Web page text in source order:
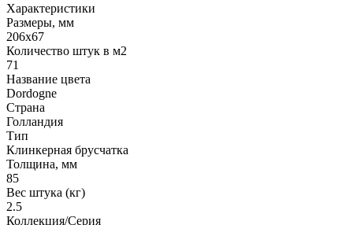
Характеристики
Размеры, мм
206x67
Количество штук в м2
71
Название цвета
Dordogne
Страна
Голландия
Тип
Клинкерная брусчатка
Толщина, мм
85
Вес штука (кг)
2.5
Коллекция/Серия